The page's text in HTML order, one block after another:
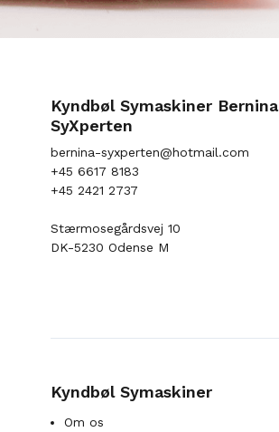
Kyndbøl Symaskiner Bernina
SyXperten
bernina-syxperten@hotmail.com
+45 6617 8183
+45 2421 2737
Stærmosegårdsvej 10
DK-5230 Odense M
Kyndbøl Symaskiner
Om os